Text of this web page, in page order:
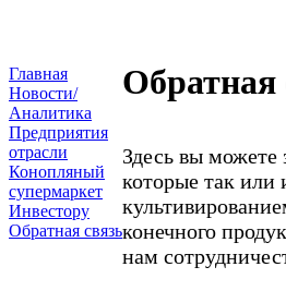
Главная
Новости/
Аналитика
Предприятия
отрасли
Конопляный
супермаркет
Инвестору
Обратная связь
Обратная
Здесь вы можете
которые так или
конечного
нам